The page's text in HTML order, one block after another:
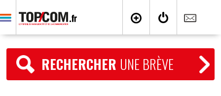
RECHERCHER UNE BRÈVE